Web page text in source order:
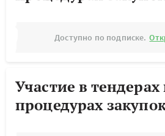
Доступно по подписке.
Участие в тендерах
процедурах